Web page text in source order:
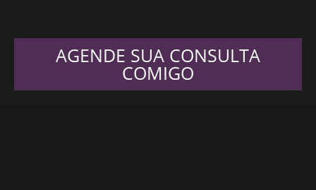
AGENDE SUA CONSULTA
COMIGO